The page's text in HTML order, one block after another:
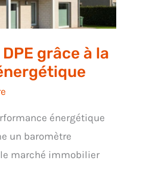
grâce à la
énergétique
un baromètre
marché immobilier